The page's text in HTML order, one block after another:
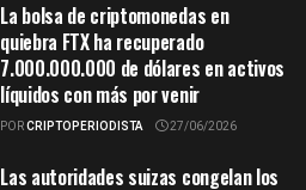
La bolsa de criptomonedas en
quiebra FTX ha recuperado
7.000.000.000 de dólares en activos
líquidos con más por venir
PORCRIPTOPERIODISTA 27/06/2026
Las autoridades suizas congelan los